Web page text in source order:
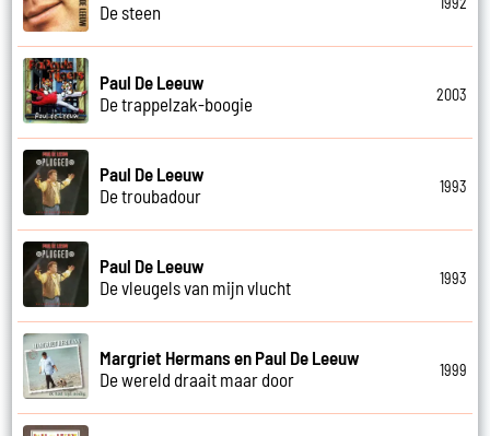
De steen
Paul De Leeuw
De trappelzak-boogie
2003
Paul De Leeuw
De troubadour
1993
Paul De Leeuw
De vleugels van mijn vlucht
1993
Margriet Hermans en Paul De Leeuw
De wereld draait maar door
1999